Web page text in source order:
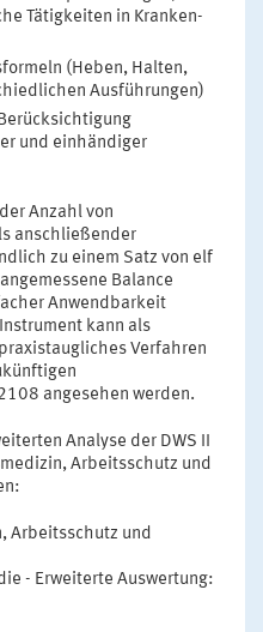
Tätigkeiten in Kranken-
(Heben, Halten,
Ausführungen)
und einhändiger
Anzahl von
anschließender
zu einem Satz von elf
Balance
Anwendbarkeit
kann als
Verfahren
angesehen werden.
Analyse der DWS II
Arbeitsschutz und
Arbeitsschutz und
- Erweiterte Auswertung: